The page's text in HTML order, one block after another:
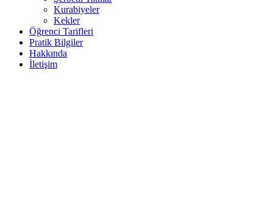
Kurabiyeler
Kekler
Öğrenci Tarifleri
Pratik Bilgiler
Hakkında
İletişim